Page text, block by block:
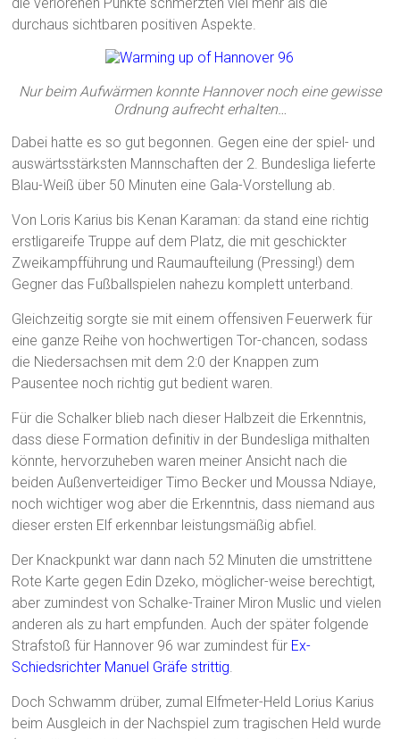
die verlorenen Punkte schmerzten viel mehr als die
durchaus sichtbaren positiven Aspekte.
Nur beim Aufwärmen konnte Hannover noch eine gewisse
Ordnung aufrecht erhalten…
Dabei hatte es so gut begonnen. Gegen eine der spiel- und
auswärtsstärksten Mannschaften der 2. Bundesliga lieferte
Blau-Weiß über 50 Minuten eine Gala-Vorstellung ab.
Von Loris Karius bis Kenan Karaman: da stand eine richtig
erstligareife Truppe auf dem Platz, die mit geschickter
Zweikampfführung und Raumaufteilung (Pressing!) dem
Gegner das Fußballspielen nahezu komplett unterband.
Gleichzeitig sorgte sie mit einem offensiven Feuerwerk für
eine ganze Reihe von hochwertigen Tor-chancen, sodass
die Niedersachsen mit dem 2:0 der Knappen zum
Pausentee noch richtig gut bedient waren.
Für die Schalker blieb nach dieser Halbzeit die Erkenntnis,
dass diese Formation definitiv in der Bundesliga mithalten
könnte, hervorzuheben waren meiner Ansicht nach die
beiden Außenverteidiger Timo Becker und Moussa Ndiaye,
noch wichtiger wog aber die Erkenntnis, dass niemand aus
dieser ersten Elf erkennbar leistungsmäßig abfiel.
Der Knackpunkt war dann nach 52 Minuten die umstrittene
Rote Karte gegen Edin Dzeko, möglicher-weise berechtigt,
aber zumindest von Schalke-Trainer Miron Muslic und vielen
anderen als zu hart empfunden. Auch der später folgende
Strafstoß für Hannover 96 war zumindest für Ex-
Schiedsrichter Manuel Gräfe strittig.
Doch Schwamm drüber, zumal Elfmeter-Held Lorius Karius
beim Ausgleich in der Nachspiel zum tragischen Held wurde